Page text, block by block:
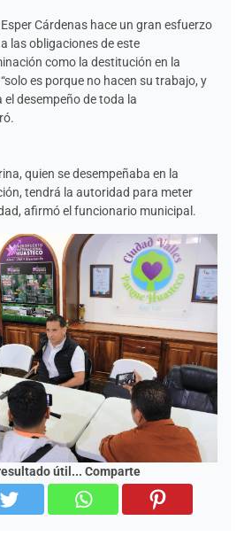
Cárdenas hace un gran esfuerzo
las obligaciones de este
como la destitución en la
es porque no hacen su trabajo, y
desempeño de toda la
quien se desempeñaba en la
tendrá la autoridad para meter
afirmó el funcionario municipal.
útil... Comparte